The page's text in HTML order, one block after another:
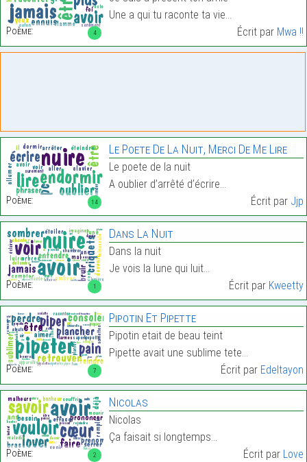
4
Poème:
Une a qui tu raconte ta vie…
Écrit par Mwa !!
14
Poème:
Le Poete De La Nuit, Merci De Me Lire
Le poete de la nuit
A oublier d’arrêté d’écrire…
Écrit par Jjp
1
Poème:
Dans La Nuit
Dans la nuit
Je vois la lune qui luit…
Écrit par Kweetty
7
Poème:
Pipotin Et Pipette
Pipotin etait de beau teint
Pipette avait une sublime tete…
Écrit par Edeltayon
2
Poème:
Nicolas
Nicolas
Ça faisait si longtemps…
Écrit par Love